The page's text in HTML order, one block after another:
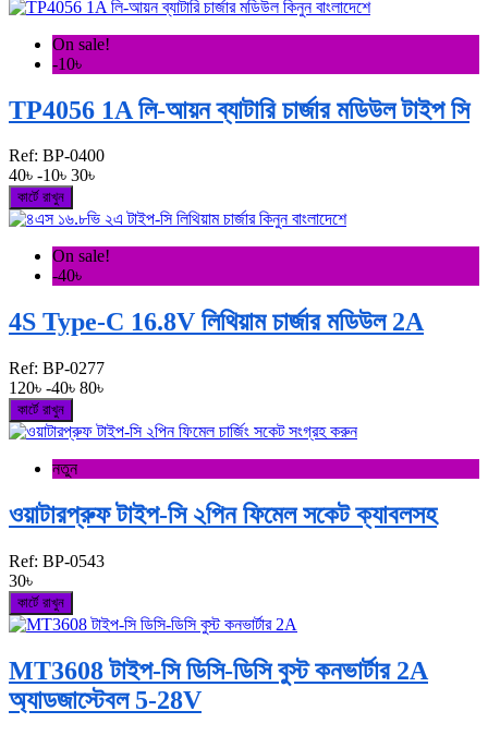
On sale!
-10৳
TP4056 1A লি-আয়ন ব্যাটারি চার্জার মডিউল টাইপ সি
Ref: BP-0400
40৳ -10৳ 30৳
কার্টে রাখুন
On sale!
-40৳
4S Type-C 16.8V লিথিয়াম চার্জার মডিউল 2A
Ref: BP-0277
120৳ -40৳ 80৳
কার্টে রাখুন
নতুন
ওয়াটারপ্রুফ টাইপ-সি ২পিন ফিমেল সকেট ক্যাবলসহ
Ref: BP-0543
30৳
কার্টে রাখুন
MT3608 টাইপ-সি ডিসি-ডিসি বুস্ট কনভার্টার 2A
অ্যাডজাস্টেবল 5-28V